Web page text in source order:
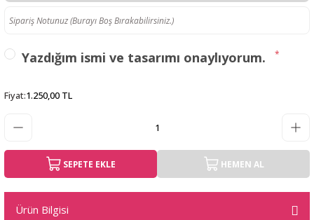
Yazdığım ismi ve tasarımı onaylıyorum. *
Fiyat:1.250,00 TL
SEPETE EKLE HEMEN AL
Ürün Bilgisi